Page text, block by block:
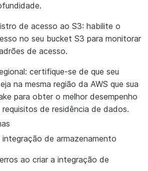
de acesso ao S3: habilite o
no seu bucket S3 para monitorar
de acesso.
: certifique-se de que seu
na mesma região da AWS que sua
para obter o melhor desempenho
de residência de dados.
de armazenamento
ao criar a integração de